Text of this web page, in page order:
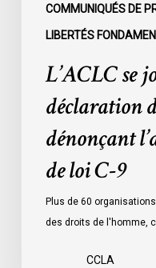
COMMUNIQUÉS DE
LIBERTÉS
l’adoption
L’ACLC se
déclaration
dénonçant
de loi C-9
Plus de 60
des droits de l'homme,
CCLA